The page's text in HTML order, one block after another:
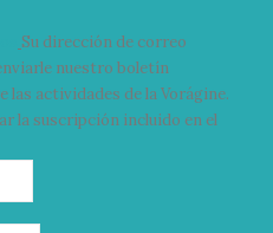
Su dirección de correo
nuestro boletín
actividades de la Vorágine.
la suscripción incluido en el